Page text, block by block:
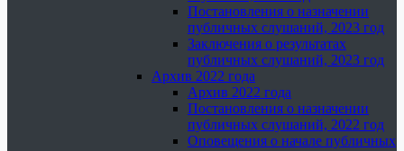
Постановления о назначении
публичных слушаний, 2023 год
Заключения о результатах
публичных слушаний, 2023 год
Архив 2022 года
Архив 2022 года
Постановления о назначении
публичных слушаний, 2022 год
Оповещения о начале публичных